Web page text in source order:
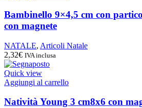
Bambinello 9×4,5 cm con
con magnete
NATALE, Articoli Natale
2,32€ IVA inclusa
Quick view
Aggiungi al carrello
Natività Young 3 cm8x6 con